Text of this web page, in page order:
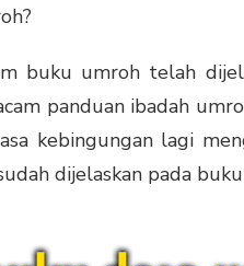
buku umroh telah
panduan ibadah
kebingungan lagi
dijelaskan pada